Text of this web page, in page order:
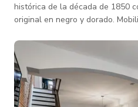
histórica de la década de 1850
original en negro y dorado.
este espacio ofrece usos
Airbnb; la cama king size se
acomodar su evento. Los techos
perfectos para su próxima
filmación/fotografía o proye